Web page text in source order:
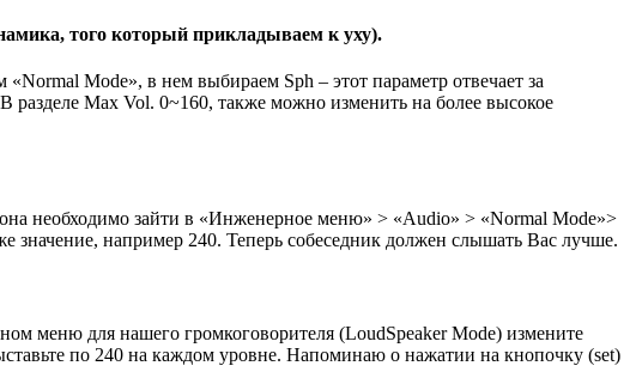
того который прикладываем к уху).
Mode», в нем выбираем Sph – этот параметр отвечает за
разделе Max Vol. 0~160, также можно изменить на более высокое
необходимо зайти в «Инженерное меню» > «Audio» > «Normal Mode»>
значение, например 240. Теперь собеседник должен слышать Вас лучше.
меню для нашего громкоговорителя (LoudSpeaker Mode) измените
по 240 на каждом уровне. Напоминаю о нажатии на кнопочку (set)